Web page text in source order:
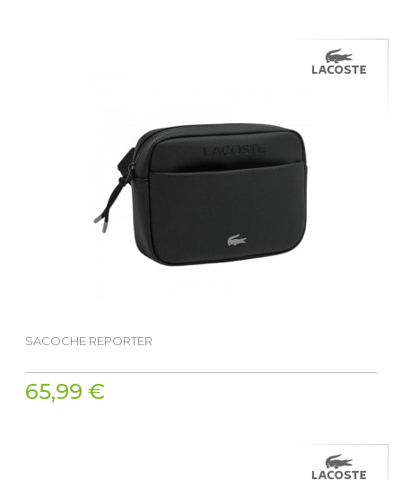
SACOCHE REPORTER
65,99 €